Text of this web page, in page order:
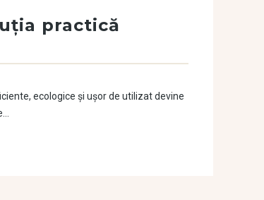
practică
ecologice și ușor de utilizat devine